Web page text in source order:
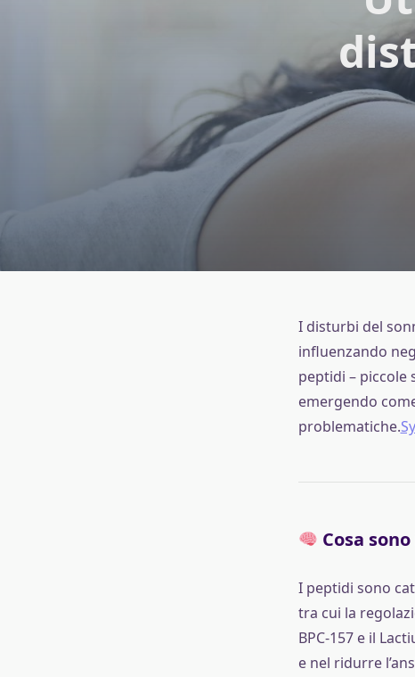
I disturbi del
influenzando
peptidi – piccole
emergendo
problematiche.
Cosa
I peptidi sono
tra cui la
BPC-157 e il
e nel ridurre